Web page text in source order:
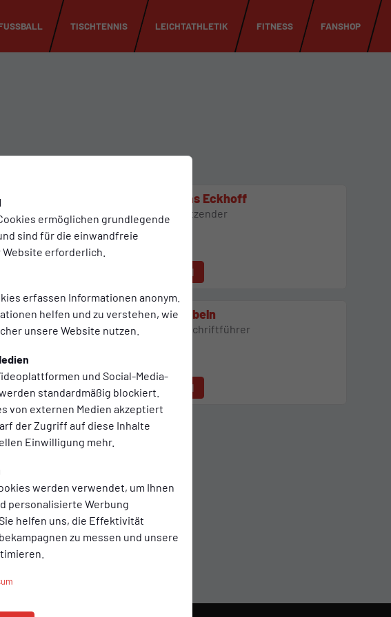
ermöglichen grundlegende
sind für die einwandfreie
erforderlich.
erfassen Informationen anonym.
helfen und zu verstehen, wie
unsere Website nutzen.
und Social-Media-
standardmäßig blockiert.
von externen Medien akzeptiert
der Zugriff auf diese Inhalte
Einwilligung mehr.
werden verwendet, um Ihnen
personalisierte Werbung
helfen uns, die Effektivität
zu messen und unsere
TISCHTENNIS LEICHTATHLETIK FITNESS FANSHOP
Thomas Eckhoff
3. Vorsitzender
E-Mail
Maik Abeln
stellv. Schriftführer
E-Mail